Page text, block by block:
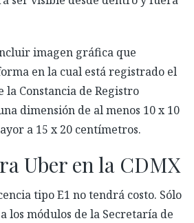
imagen gráfica que
en la cual está registrado el
Constancia de Registro
dimensión de al menos 10 x 10
a 15 x 20 centímetros.
Uber en la CDMX
tipo E1 no tendrá costo. Sólo
los módulos de la Secretaría de